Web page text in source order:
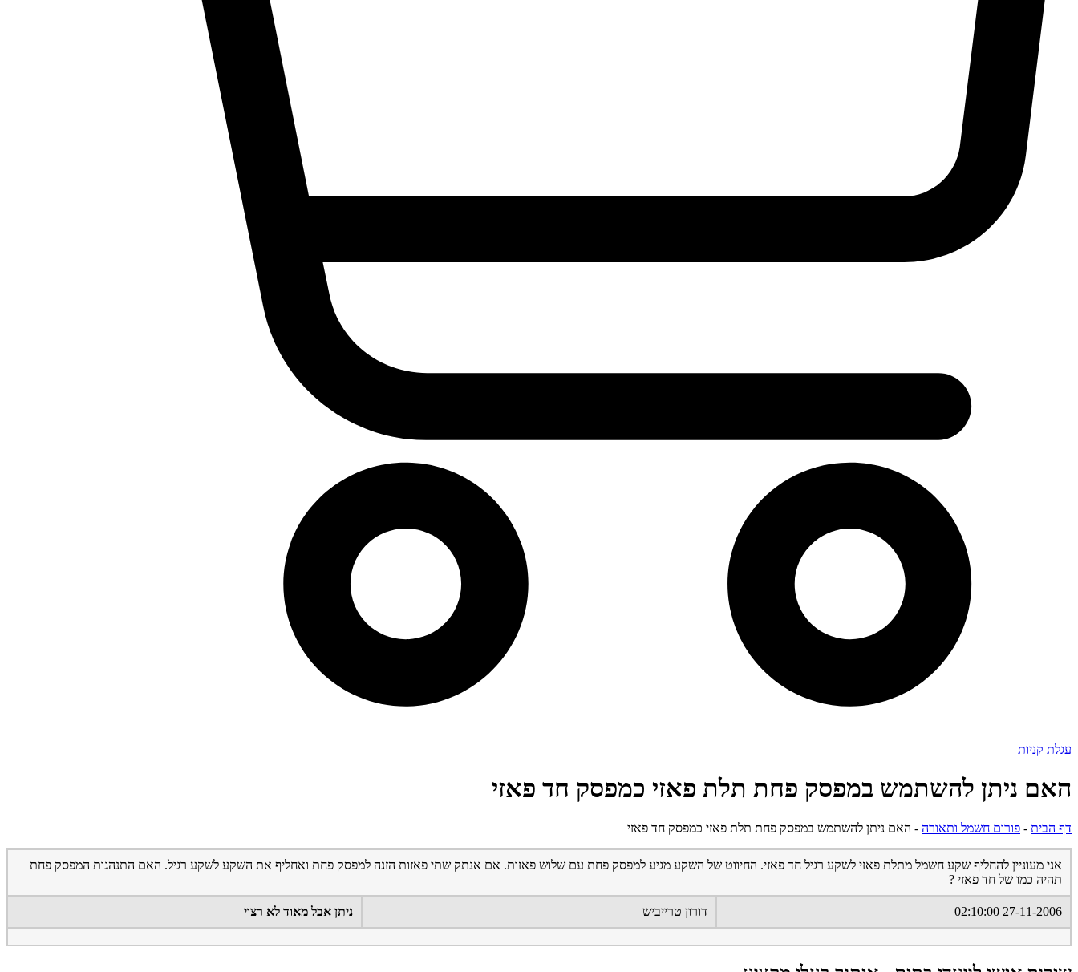
עגלת קניות
האם ניתן להשתמש במפסק פחת תלת פאזי כמפסק חד פאזי
דף הבית - פורום חשמל ותאורה - האם ניתן להשתמש במפסק פחת תלת פאזי כמפסק חד פאזי
אני מעוניין להחליף שקע חשמל מתלת פאזי לשקע רגיל חד פאזי. החיווט של השקע מגיע למפסק פחת עם שלוש פאזות. אם אנתק שתי פאזות הזנה למפסק פחת ואחליף את השקע לשקע רגיל. האם התנהגות המפסק פחת
תהיה כמו של חד פאזי ?
27-11-2006 02:10:00 דורון טרייביש ניתן אבל מאוד לא רצוי